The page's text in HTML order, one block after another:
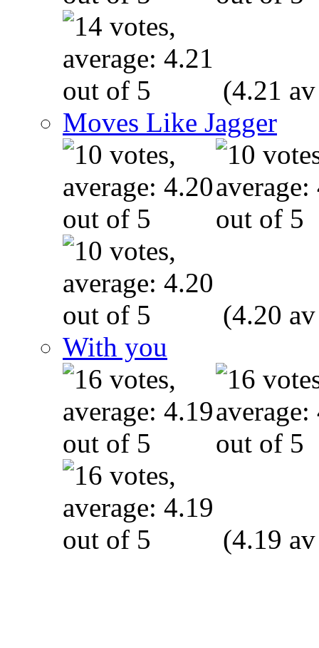
(4.21
Moves Like Jagger
(4.20
With you
(4.19